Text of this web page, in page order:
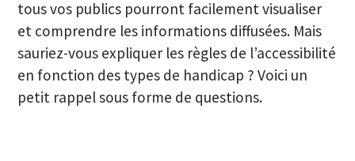
tous vos publics pourront facilement visualiser
et comprendre les informations diffusées. Mais
sauriez-vous expliquer les règles de l’accessibilité
en fonction des types de handicap ? Voici un
petit rappel sous forme de questions.